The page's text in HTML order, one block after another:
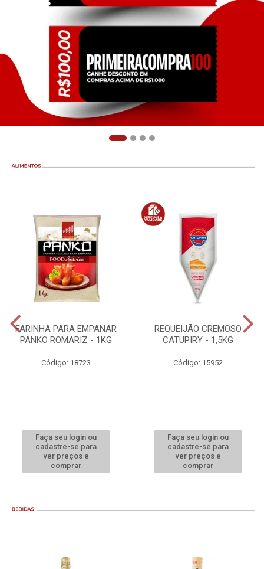
FARINHA PARA EMPANAR
PANKO ROMARIZ - 1KG
Código: 18723
Faça seu login ou
cadastre-se para
ver preços e
comprar
REQUEIJÃO CREMOSO
CATUPIRY - 1,5KG
Código: 15952
Faça seu login ou
cadastre-se para
ver preços e
comprar